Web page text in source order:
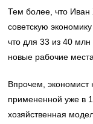
Тем более, что Иван
советскую
что для 33 из 40
новые рабочие места.
Впрочем, экономист
примененной уже в
хозяйственная